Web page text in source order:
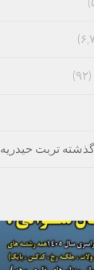
(۹۲)
تربت حیدریه